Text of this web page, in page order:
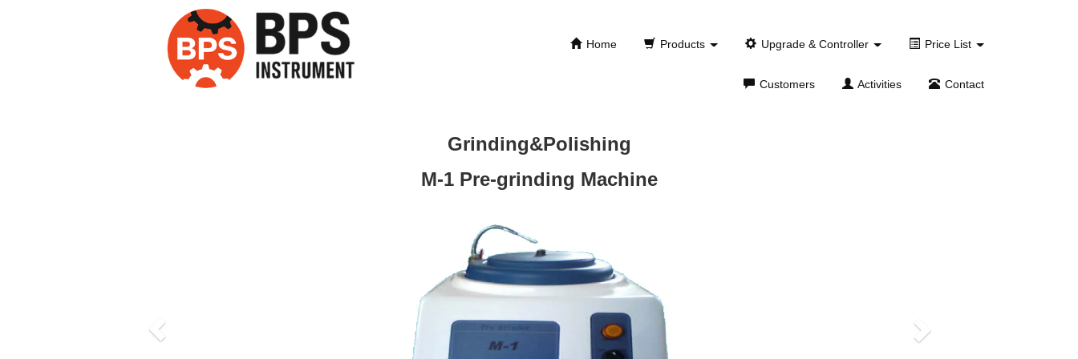
Home Products Upgrade & Controller Price List
Customers Activities Contact
Grinding&Polishing
M-1 Pre-grinding Machine